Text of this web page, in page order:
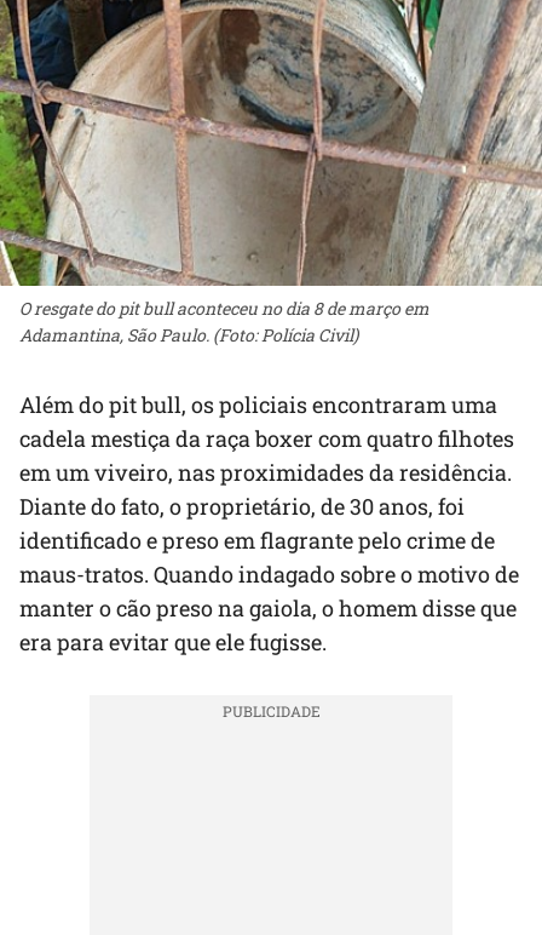
O resgate do pit bull aconteceu no dia 8 de março em
Adamantina, São Paulo. (Foto: Polícia Civil)
Além do pit bull, os policiais encontraram uma
cadela mestiça da raça boxer com quatro filhotes
em um viveiro, nas proximidades da residência.
Diante do fato, o proprietário, de 30 anos, foi
identificado e preso em flagrante pelo crime de
maus-tratos. Quando indagado sobre o motivo de
manter o cão preso na gaiola, o homem disse que
era para evitar que ele fugisse.